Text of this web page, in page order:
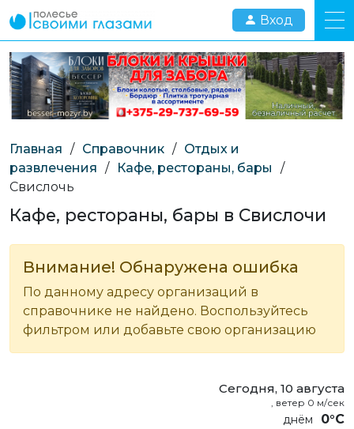
Вход
Главная / Справочник / Отдых и
развлечения / Кафе, рестораны, бары
/
Свислочь
Кафе, рестораны, бары в Свислочи
Внимание! Обнаружена ошибка
По данному адресу организаций в
справочнике не найдено. Воспользуйтесь
фильтром или добавьте свою организацию
Сегодня, 10 августа
, ветер 0 м/сек
0°C